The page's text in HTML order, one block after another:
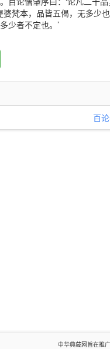
婆梵本，品皆五偈，无多少
少者不定也。’
百
中华典藏网旨在推